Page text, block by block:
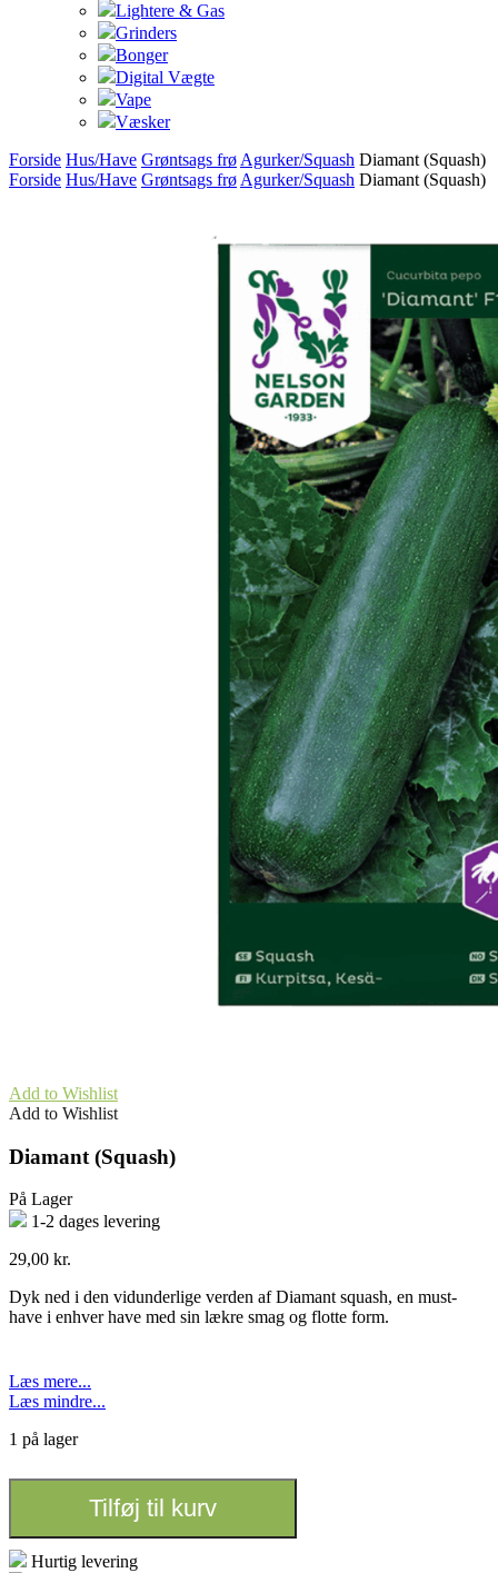
Lightere & Gas
Grinders
Bonger
Digital Vægte
Vape
Væsker
Forside Hus/Have Grøntsags frø Agurker/Squash Diamant (Squash)
Forside Hus/Have Grøntsags frø Agurker/Squash Diamant (Squash)
Add to Wishlist
Add to Wishlist
Diamant (Squash)
På Lager
1-2 dages levering
29,00 kr.
Dyk ned i den vidunderlige verden af Diamant squash, en must-
have i enhver have med sin lækre smag og flotte form.
Læs mere...
Læs mindre...
1 på lager
Tilføj til kurv
Hurtig levering